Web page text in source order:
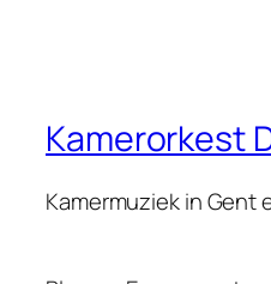
Kamerorkest
Kamermuziek in Gent